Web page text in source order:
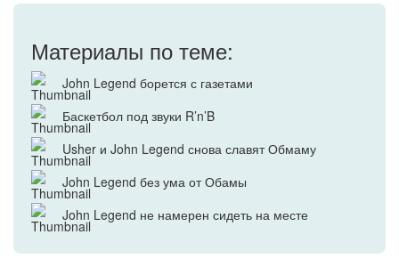
Материалы по теме:
John Legend борется с газетами
Баскетбол под звуки R’n’B
Usher и John Legend снова славят Обмаму
John Legend без ума от Обамы
John Legend не намерен сидеть на месте